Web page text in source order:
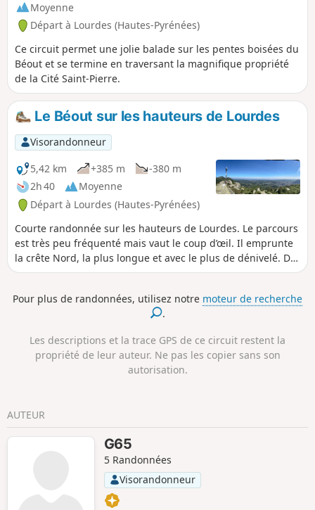
Moyenne
Départ à Lourdes (Hautes-Pyrénées)
Ce circuit permet une jolie balade sur les pentes boisées du
Béout et se termine en traversant la magnifique propriété
de la Cité Saint-Pierre.
Le Béout sur les hauteurs de Lourdes
Visorandonneur
5,42 km
+385 m
-380 m
2h 40
Moyenne
Départ à Lourdes (Hautes-Pyrénées)
Courte randonnée sur les hauteurs de Lourdes. Le parcours
est très peu fréquenté mais vaut le coup d’œil. Il emprunte
la crête Nord, la plus longue et avec le plus de dénivelé. Du
sommet principal à 791m, où est érigée une croix, vue à
découvre un belvédère avec l'ancienne installation du
téléférique (sic) du Béout. Un peu plus loin, c'est l'entrée de
Pour plus de randonnées, utilisez notre moteur de recherche
.
Les descriptions et la trace GPS de ce circuit restent la
propriété de leur auteur. Ne pas les copier sans son
autorisation.
AUTEUR
G65
5 Randonnées
Visorandonneur